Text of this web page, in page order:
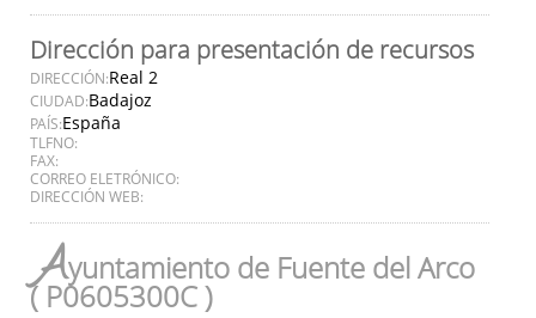
Dirección para presentación de recursos
DIRECCIÓN:Real 2
CIUDAD:Badajoz
PAÍS:España
TLFNO:
FAX:
CORREO ELETRÓNICO:
DIRECCIÓN WEB:
Ayuntamiento de Fuente del Arco
( P0605300C )